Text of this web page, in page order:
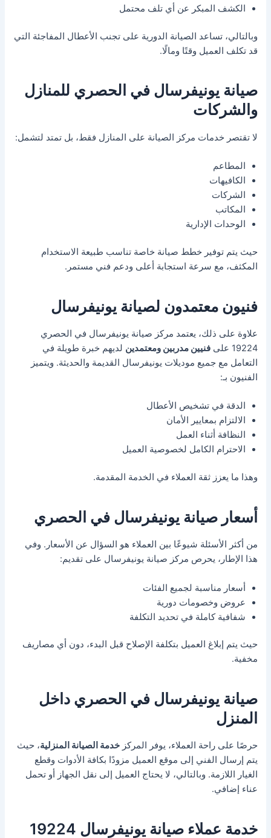
الكشف المبكر عن أي تلف محتمل
وبالتالي، تساعد الصيانة الدورية على تجنب الأعطال المفاجئة التي
قد تكلف العميل وقتًا ومالًا.
صيانة يونيفرسال في الحصري للمنازل
والشركات
لا تقتصر خدمات مركز الصيانة على المنازل فقط، بل تمتد لتشمل:
المطاعم
الكافيهات
الشركات
المكاتب
الوحدات الإدارية
حيث يتم توفير خطط صيانة خاصة تناسب طبيعة الاستخدام
المكثف، مع سرعة استجابة أعلى ودعم فني مستمر.
فنيون معتمدون لصيانة يونيفرسال
علاوة على ذلك، يعتمد مركز صيانة يونيفرسال في الحصري
19224 على
فنيين مدربين ومعتمدين لديهم خبرة طويلة في
التعامل مع جميع موديلات يونيفرسال القديمة والحديثة. ويتميز
الفنيون بـ:
الدقة في تشخيص الأعطال
الالتزام بمعايير الأمان
النظافة أثناء العمل
الاحترام الكامل لخصوصية العميل
وهذا ما يعزز ثقة العملاء في الخدمة المقدمة.
أسعار صيانة يونيفرسال في الحصري
من أكثر الأسئلة شيوعًا بين العملاء هو السؤال عن الأسعار. وفي
هذا الإطار، يحرص مركز صيانة يونيفرسال على تقديم:
أسعار مناسبة لجميع الفئات
عروض وخصومات دورية
شفافية كاملة في تحديد التكلفة
حيث يتم إبلاغ العميل بتكلفة الإصلاح قبل البدء، دون أي مصاريف
مخفية.
صيانة يونيفرسال في الحصري داخل
المنزل
حرصًا على راحة العملاء، يوفر المركزخدمة الصيانة المنزلية، حيث
يتم إرسال الفني إلى موقع العميل مزودًا بكافة الأدوات وقطع
الغيار اللازمة. وبالتالي، لا يحتاج العميل إلى نقل الجهاز أو تحمل
عناء إضافي.
خدمة عملاء صيانة يونيفرسال 19224